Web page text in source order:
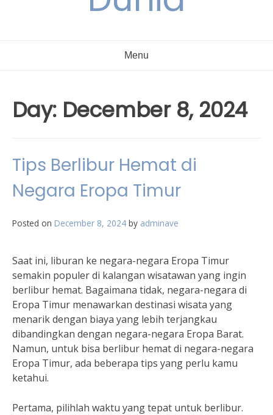
Menu
Day: December 8, 2024
Tips Berlibur Hemat di
Negara Eropa Timur
Posted on December 8, 2024 by adminave
Saat ini, liburan ke negara-negara Eropa Timur
semakin populer di kalangan wisatawan yang ingin
berlibur hemat. Bagaimana tidak, negara-negara di
Eropa Timur menawarkan destinasi wisata yang
menarik dengan biaya yang lebih terjangkau
dibandingkan dengan negara-negara Eropa Barat.
Namun, untuk bisa berlibur hemat di negara-negara
Eropa Timur, ada beberapa tips yang perlu kamu
ketahui.
Pertama, pilihlah waktu yang tepat untuk berlibur.